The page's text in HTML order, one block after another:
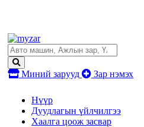
Миний зарууд Зар нэмэх
Нүүр
Дуудлагын үйлчилгээ
Хаалга цоож засвар